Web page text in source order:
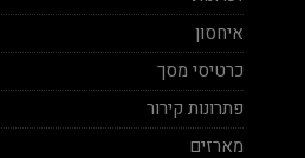
איחסון
כרטיסי מסך
פתרונות קירור
מארזים